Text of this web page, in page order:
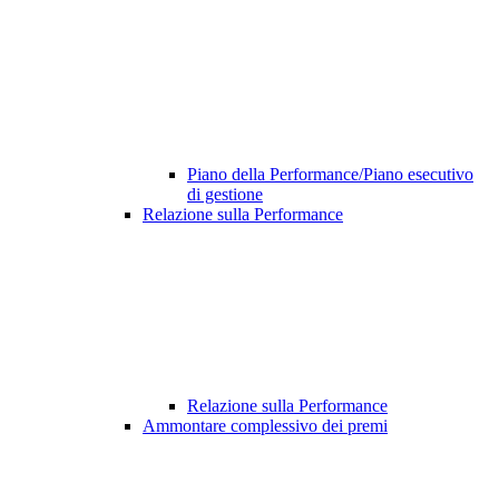
Piano della Performance/Piano esecutivo
di gestione
Relazione sulla Performance
Relazione sulla Performance
Ammontare complessivo dei premi